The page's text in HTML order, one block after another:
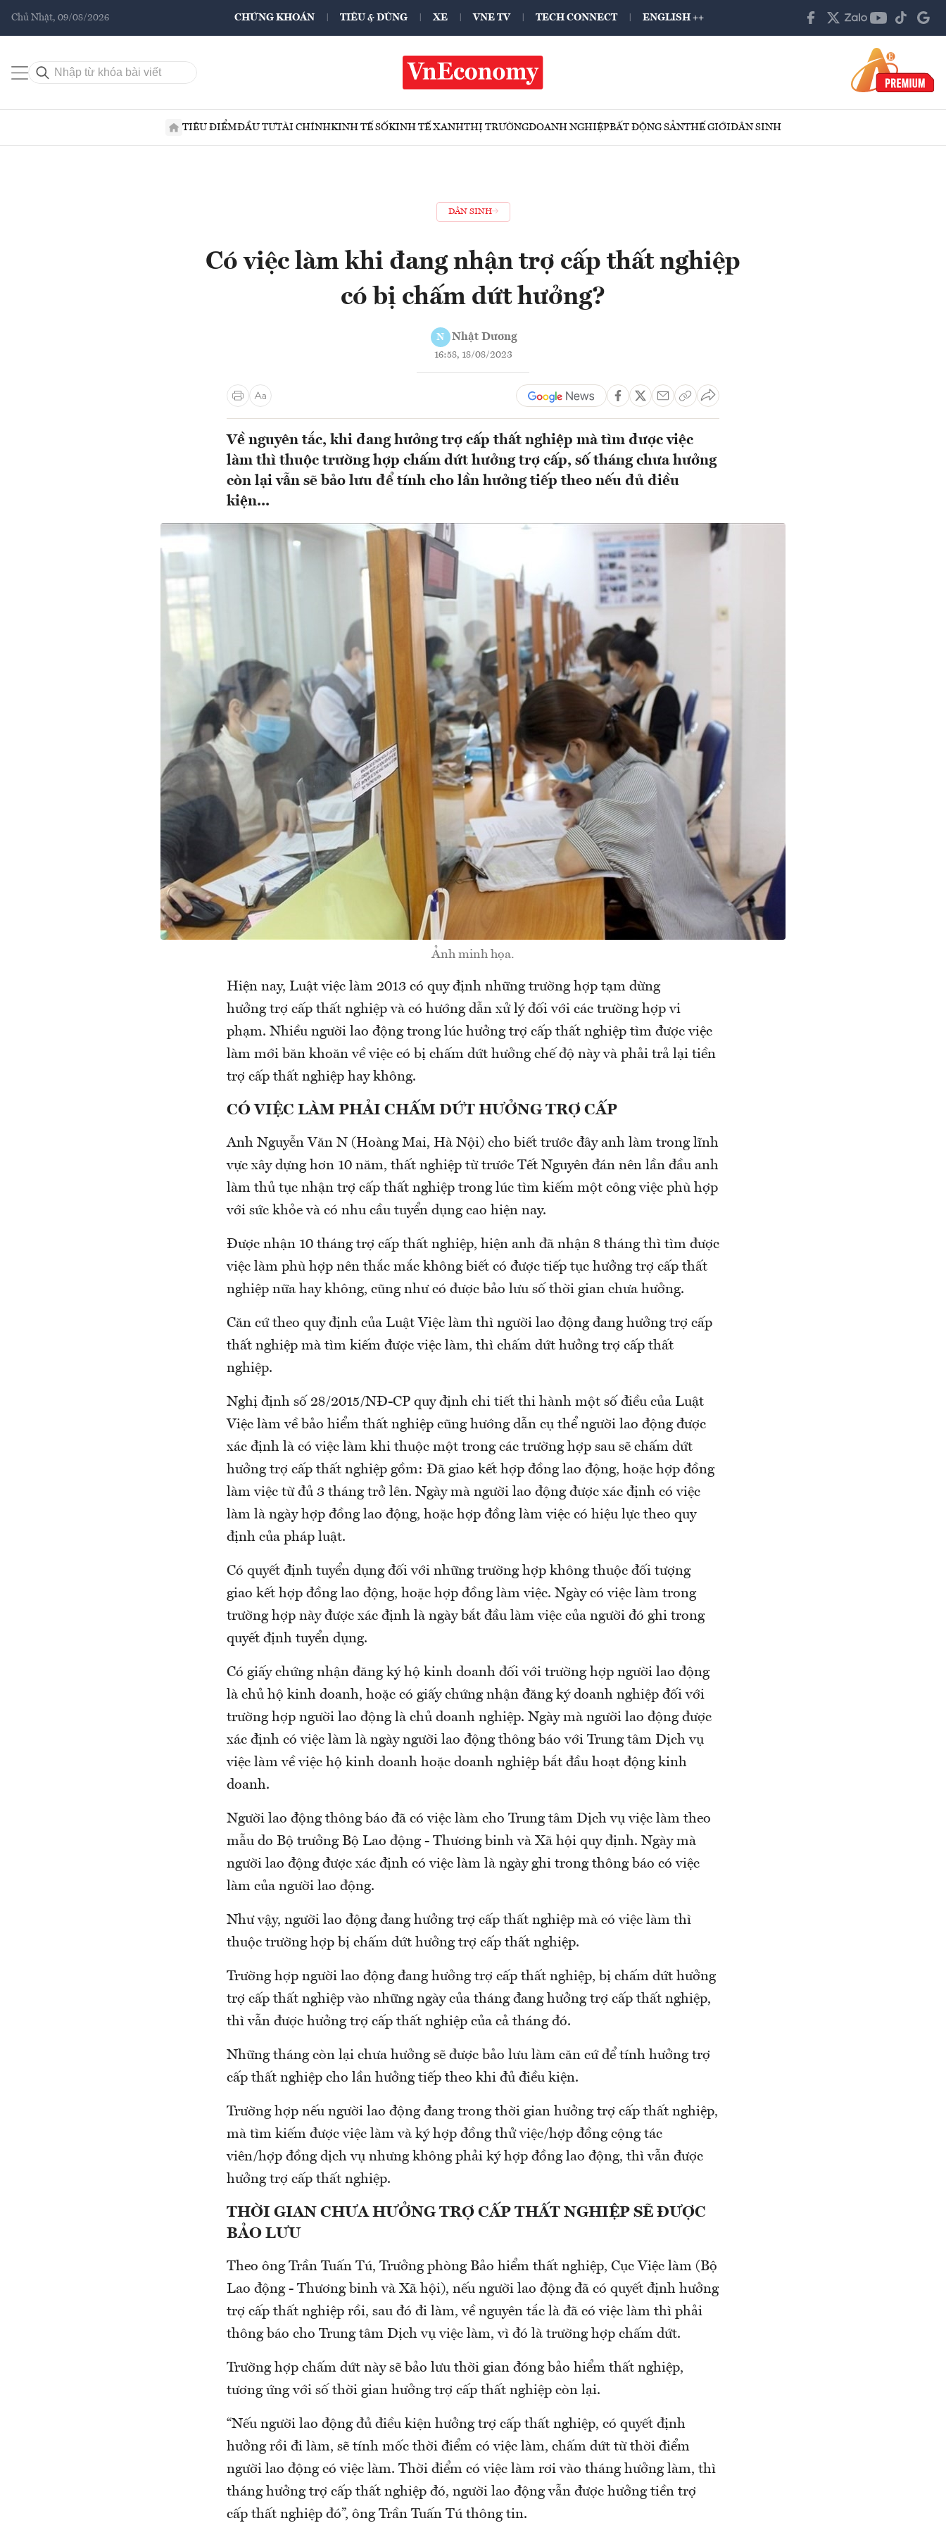
Chủ Nhật, 09/08/2026 CHỨNG KHOÁN TIÊU & DÙNG XE VNE TV TECH CONNECT ENGLISH ++
TIÊU ĐIỂMĐẦU TƯTÀI CHÍNHKINH TẾ SỐKINH TẾ XANHTHỊ TRƯỜNGDOANH NGHIỆPBẤT ĐỘNG SẢNTHẾ GIỚIDÂN SINH
DÂN SINH
Có việc làm khi đang nhận trợ cấp thất nghiệp
có bị chấm dứt hưởng?
N Nhật Dương
16:58, 18/08/2023
Về nguyên tắc, khi đang hưởng trợ cấp thất nghiệp mà tìm được việc
làm thì thuộc trường hợp chấm dứt hưởng trợ cấp, số tháng chưa hưởng
còn lại vẫn sẽ bảo lưu để tính cho lần hưởng tiếp theo nếu đủ điều
kiện...
Ảnh minh họa.
Hiện nay, Luật việc làm 2013 có quy định những trường hợp tạm dừng
hưởng trợ cấp thất nghiệp và có hướng dẫn xử lý đối với các trường hợp vi
phạm. Nhiều người lao động trong lúc hưởng trợ cấp thất nghiệp tìm được việc
làm mới băn khoăn về việc có bị chấm dứt hưởng chế độ này và phải trả lại tiền
trợ cấp thất nghiệp hay không.
CÓ VIỆC LÀM PHẢI CHẤM DỨT HƯỞNG TRỢ CẤP
Anh Nguyễn Văn N (Hoàng Mai, Hà Nội) cho biết trước đây anh làm trong lĩnh
vực xây dựng hơn 10 năm, thất nghiệp từ trước Tết Nguyên đán nên lần đầu anh
làm thủ tục nhận trợ cấp thất nghiệp trong lúc tìm kiếm một công việc phù hợp
với sức khỏe và có nhu cầu tuyển dụng cao hiện nay.
Được nhận 10 tháng trợ cấp thất nghiệp, hiện anh đã nhận 8 tháng thì tìm được
việc làm phù hợp nên thắc mắc không biết có được tiếp tục hưởng trợ cấp thất
nghiệp nữa hay không, cũng như có được bảo lưu số thời gian chưa hưởng.
Căn cứ theo quy định của Luật Việc làm thì người lao động đang hưởng trợ cấp
thất nghiệp mà tìm kiếm được việc làm, thì chấm dứt hưởng trợ cấp thất
nghiệp.
Nghị định số 28/2015/NĐ-CP quy định chi tiết thi hành một số điều của Luật
Việc làm về bảo hiểm thất nghiệp cũng hướng dẫn cụ thể người lao động được
xác định là có việc làm khi thuộc một trong các trường hợp sau sẽ chấm dứt
hưởng trợ cấp thất nghiệp gồm: Đã giao kết hợp đồng lao động, hoặc hợp đồng
làm việc từ đủ 3 tháng trở lên. Ngày mà người lao động được xác định có việc
làm là ngày hợp đồng lao động, hoặc hợp đồng làm việc có hiệu lực theo quy
định của pháp luật.
Có quyết định tuyển dụng đối với những trường hợp không thuộc đối tượng
giao kết hợp đồng lao động, hoặc hợp đồng làm việc. Ngày có việc làm trong
trường hợp này được xác định là ngày bắt đầu làm việc của người đó ghi trong
quyết định tuyển dụng.
Có giấy chứng nhận đăng ký hộ kinh doanh đối với trường hợp người lao động
là chủ hộ kinh doanh, hoặc có giấy chứng nhận đăng ký doanh nghiệp đối với
trường hợp người lao động là chủ doanh nghiệp. Ngày mà người lao động được
xác định có việc làm là ngày người lao động thông báo với Trung tâm Dịch vụ
việc làm về việc hộ kinh doanh hoặc doanh nghiệp bắt đầu hoạt động kinh
doanh.
Người lao động thông báo đã có việc làm cho Trung tâm Dịch vụ việc làm theo
mẫu do Bộ trưởng Bộ Lao động - Thương binh và Xã hội quy định. Ngày mà
người lao động được xác định có việc làm là ngày ghi trong thông báo có việc
làm của người lao động.
Như vậy, người lao động đang hưởng trợ cấp thất nghiệp mà có việc làm thì
thuộc trường hợp bị chấm dứt hưởng trợ cấp thất nghiệp.
Trường hợp người lao động đang hưởng trợ cấp thất nghiệp, bị chấm dứt hưởng
trợ cấp thất nghiệp vào những ngày của tháng đang hưởng trợ cấp thất nghiệp,
thì vẫn được hưởng trợ cấp thất nghiệp của cả tháng đó.
Những tháng còn lại chưa hưởng sẽ được bảo lưu làm căn cứ để tính hưởng trợ
cấp thất nghiệp cho lần hưởng tiếp theo khi đủ điều kiện.
Trường hợp nếu người lao động đang trong thời gian hưởng trợ cấp thất nghiệp,
mà tìm kiếm được việc làm và ký hợp đồng thử việc/hợp đồng cộng tác
viên/hợp đồng dịch vụ nhưng không phải ký hợp đồng lao động, thì vẫn được
hưởng trợ cấp thất nghiệp.
THỜI GIAN CHƯA HƯỞNG TRỢ CẤP THẤT NGHIỆP SẼ ĐƯỢC
BẢO LƯU
Theo ông Trần Tuấn Tú, Trưởng phòng Bảo hiểm thất nghiệp, Cục Việc làm (Bộ
Lao động - Thương binh và Xã hội), nếu người lao động đã có quyết định hưởng
trợ cấp thất nghiệp rồi, sau đó đi làm, về nguyên tắc là đã có việc làm thì phải
thông báo cho Trung tâm Dịch vụ việc làm, vì đó là trường hợp chấm dứt.
Trường hợp chấm dứt này sẽ bảo lưu thời gian đóng bảo hiểm thất nghiệp,
tương ứng với số thời gian hưởng trợ cấp thất nghiệp còn lại.
“Nếu người lao động đủ điều kiện hưởng trợ cấp thất nghiệp, có quyết định
hưởng rồi đi làm, sẽ tính mốc thời điểm có việc làm, chấm dứt từ thời điểm
người lao động có việc làm. Thời điểm có việc làm rơi vào tháng hưởng làm, thì
tháng hưởng trợ cấp thất nghiệp đó, người lao động vẫn được hưởng tiền trợ
cấp thất nghiệp đó”, ông Trần Tuấn Tú thông tin.